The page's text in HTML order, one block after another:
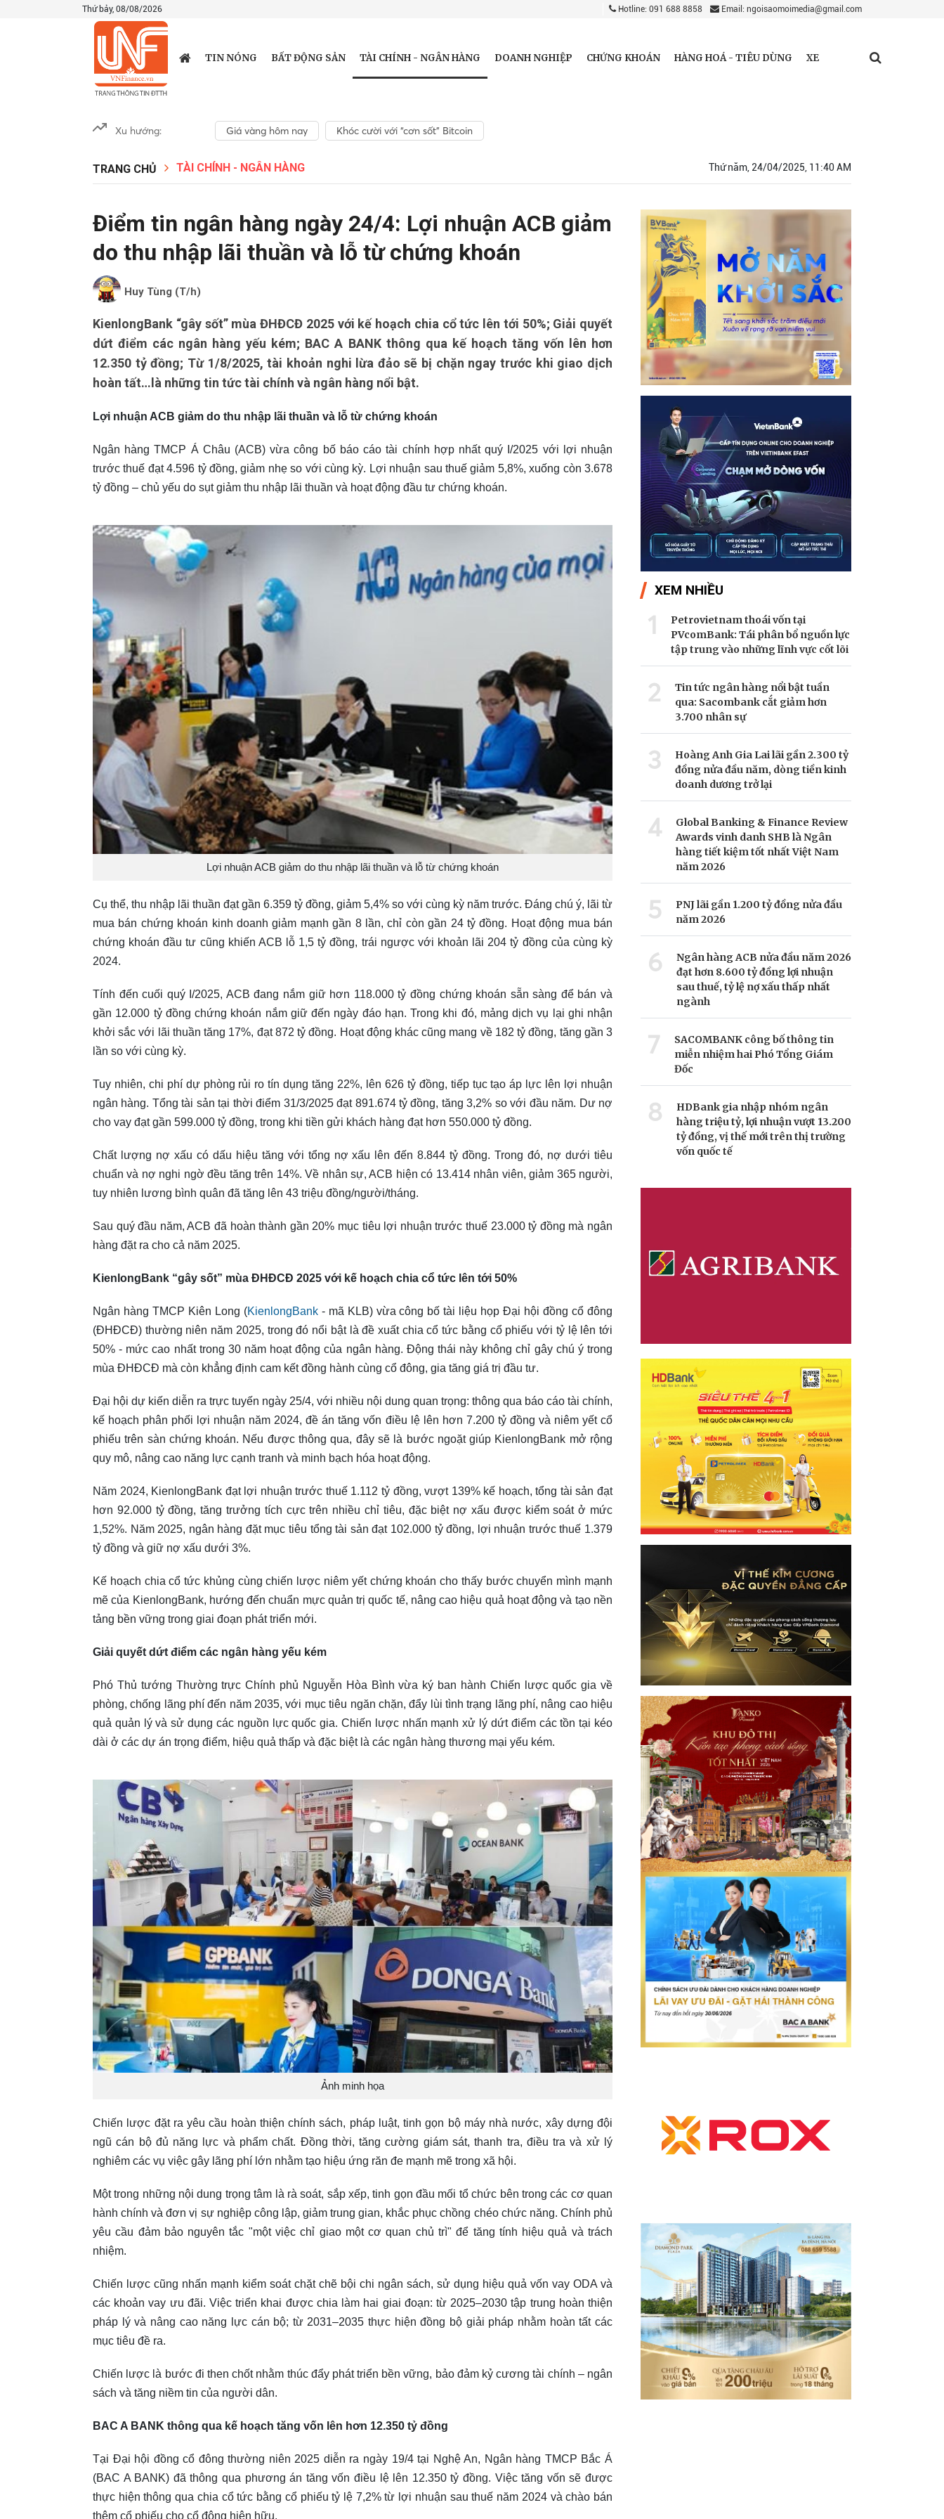
Thứ bảy, 08/08/2026 Hotline: 091 688 8858 Email: ngoisaomoimedia@gmail.com
TIN NÓNG BẤT ĐỘNG SẢN TÀI CHÍNH - NGÂN HÀNG DOANH NGHIỆP CHỨNG KHOÁN HÀNG HOÁ - TIÊU DÙNG XE
Xu hướng: Giá vàng hôm nay Khóc cười với “cơn sốt” Bitcoin
TRANG CHỦ TÀI CHÍNH - NGÂN HÀNG Thứ năm, 24/04/2025, 11:40 AM
Điểm tin ngân hàng ngày 24/4: Lợi nhuận ACB giảm
do thu nhập lãi thuần và lỗ từ chứng khoán
Huy Tùng (T/h)
KienlongBank “gây sốt” mùa ĐHĐCĐ 2025 với kế hoạch chia cổ tức lên tới 50%; Giải quyết
dứt điểm các ngân hàng yếu kém; BAC A BANK thông qua kế hoạch tăng vốn lên hơn
12.350 tỷ đồng; Từ 1/8/2025, tài khoản nghi lừa đảo sẽ bị chặn ngay trước khi giao dịch
hoàn tất…là những tin tức tài chính và ngân hàng nổi bật.
Lợi nhuận ACB giảm do thu nhập lãi thuần và lỗ từ chứng khoán
Ngân hàng TMCP Á Châu (ACB) vừa công bố báo cáo tài chính hợp nhất quý I/2025 với lợi nhuận
trước thuế đạt 4.596 tỷ đồng, giảm nhẹ so với cùng kỳ. Lợi nhuận sau thuế giảm 5,8%, xuống còn 3.678
tỷ đồng – chủ yếu do sụt giảm thu nhập lãi thuần và hoạt động đầu tư chứng khoán.
Lợi nhuận ACB giảm do thu nhập lãi thuần và lỗ từ chứng khoán
Cụ thể, thu nhập lãi thuần đạt gần 6.359 tỷ đồng, giảm 5,4% so với cùng kỳ năm trước. Đáng chú ý, lãi từ
mua bán chứng khoán kinh doanh giảm mạnh gần 8 lần, chỉ còn gần 24 tỷ đồng. Hoạt động mua bán
chứng khoán đầu tư cũng khiến ACB lỗ 1,5 tỷ đồng, trái ngược với khoản lãi 204 tỷ đồng của cùng kỳ
2024.
Tính đến cuối quý I/2025, ACB đang nắm giữ hơn 118.000 tỷ đồng chứng khoán sẵn sàng để bán và
gần 12.000 tỷ đồng chứng khoán nắm giữ đến ngày đáo hạn. Trong khi đó, mảng dịch vụ lại ghi nhận
khởi sắc với lãi thuần tăng 17%, đạt 872 tỷ đồng. Hoạt động khác cũng mang về 182 tỷ đồng, tăng gần 3
lần so với cùng kỳ.
Tuy nhiên, chi phí dự phòng rủi ro tín dụng tăng 22%, lên 626 tỷ đồng, tiếp tục tạo áp lực lên lợi nhuận
ngân hàng. Tổng tài sản tại thời điểm 31/3/2025 đạt 891.674 tỷ đồng, tăng 3,2% so với đầu năm. Dư nợ
cho vay đạt gần 599.000 tỷ đồng, trong khi tiền gửi khách hàng đạt hơn 550.000 tỷ đồng.
Chất lượng nợ xấu có dấu hiệu tăng với tổng nợ xấu lên đến 8.844 tỷ đồng. Trong đó, nợ dưới tiêu
chuẩn và nợ nghi ngờ đều tăng trên 14%. Về nhân sự, ACB hiện có 13.414 nhân viên, giảm 365 người,
tuy nhiên lương bình quân đã tăng lên 43 triệu đồng/người/tháng.
Sau quý đầu năm, ACB đã hoàn thành gần 20% mục tiêu lợi nhuận trước thuế 23.000 tỷ đồng mà ngân
hàng đặt ra cho cả năm 2025.
KienlongBank “gây sốt” mùa ĐHĐCĐ 2025 với kế hoạch chia cổ tức lên tới 50%
Ngân hàng TMCP Kiên Long (KienlongBank- mã KLB) vừa công bố tài liệu họp Đại hội đồng cổ đông
(ĐHĐCĐ) thường niên năm 2025, trong đó nổi bật là đề xuất chia cổ tức bằng cổ phiếu với tỷ lệ lên tới
50% - mức cao nhất trong 30 năm hoạt động của ngân hàng. Động thái này không chỉ gây chú ý trong
mùa ĐHĐCĐ mà còn khẳng định cam kết đồng hành cùng cổ đông, gia tăng giá trị đầu tư.
Đại hội dự kiến diễn ra trực tuyến ngày 25/4, với nhiều nội dung quan trọng: thông qua báo cáo tài chính,
kế hoạch phân phối lợi nhuận năm 2024, đề án tăng vốn điều lệ lên hơn 7.200 tỷ đồng và niêm yết cổ
phiếu trên sàn chứng khoán. Nếu được thông qua, đây sẽ là bước ngoặt giúp KienlongBank mở rộng
quy mô, nâng cao năng lực cạnh tranh và minh bạch hóa hoạt động.
Năm 2024, KienlongBank đạt lợi nhuận trước thuế 1.112 tỷ đồng, vượt 139% kế hoạch, tổng tài sản đạt
hơn 92.000 tỷ đồng, tăng trưởng tích cực trên nhiều chỉ tiêu, đặc biệt nợ xấu được kiểm soát ở mức
1,52%. Năm 2025, ngân hàng đặt mục tiêu tổng tài sản đạt 102.000 tỷ đồng, lợi nhuận trước thuế 1.379
tỷ đồng và giữ nợ xấu dưới 3%.
Kế hoạch chia cổ tức khủng cùng chiến lược niêm yết chứng khoán cho thấy bước chuyển mình mạnh
mẽ của KienlongBank, hướng đến chuẩn mực quản trị quốc tế, nâng cao hiệu quả hoạt động và tạo nền
tảng bền vững trong giai đoạn phát triển mới.
Giải quyết dứt điểm các ngân hàng yếu kém
Phó Thủ tướng Thường trực Chính phủ Nguyễn Hòa Bình vừa ký ban hành Chiến lược quốc gia về
phòng, chống lãng phí đến năm 2035, với mục tiêu ngăn chặn, đẩy lùi tình trạng lãng phí, nâng cao hiệu
quả quản lý và sử dụng các nguồn lực quốc gia. Chiến lược nhấn mạnh xử lý dứt điểm các tồn tại kéo
dài ở các dự án trọng điểm, hiệu quả thấp và đặc biệt là các ngân hàng thương mại yếu kém.
Ảnh minh họa
Chiến lược đặt ra yêu cầu hoàn thiện chính sách, pháp luật, tinh gọn bộ máy nhà nước, xây dựng đội
ngũ cán bộ đủ năng lực và phẩm chất. Đồng thời, tăng cường giám sát, thanh tra, điều tra và xử lý
nghiêm các vụ việc gây lãng phí lớn nhằm tạo hiệu ứng răn đe mạnh mẽ trong xã hội.
Một trong những nội dung trọng tâm là rà soát, sắp xếp, tinh gọn đầu mối tổ chức bên trong các cơ quan
hành chính và đơn vị sự nghiệp công lập, giảm trung gian, khắc phục chồng chéo chức năng. Chính phủ
yêu cầu đảm bảo nguyên tắc "một việc chỉ giao một cơ quan chủ trì" để tăng tính hiệu quả và trách
nhiệm.
Chiến lược cũng nhấn mạnh kiểm soát chặt chẽ bội chi ngân sách, sử dụng hiệu quả vốn vay ODA và
các khoản vay ưu đãi. Việc triển khai được chia làm hai giai đoạn: từ 2025–2030 tập trung hoàn thiện
pháp lý và nâng cao năng lực cán bộ; từ 2031–2035 thực hiện đồng bộ giải pháp nhằm hoàn tất các
mục tiêu đề ra.
Chiến lược là bước đi then chốt nhằm thúc đẩy phát triển bền vững, bảo đảm kỷ cương tài chính – ngân
sách và tăng niềm tin của người dân.
BAC A BANK thông qua kế hoạch tăng vốn lên hơn 12.350 tỷ đồng
Tại Đại hội đồng cổ đông thường niên 2025 diễn ra ngày 19/4 tại Nghệ An, Ngân hàng TMCP Bắc Á
(BAC A BANK) đã thông qua phương án tăng vốn điều lệ lên 12.350 tỷ đồng. Việc tăng vốn sẽ được
thực hiện thông qua chia cổ tức bằng cổ phiếu tỷ lệ 7,2% từ lợi nhuận sau thuế năm 2024 và chào bán
thêm cổ phiếu cho cổ đông hiện hữu.
XEM NHIỀU
1
Petrovietnam thoái vốn tại
PVcomBank: Tái phân bổ nguồn lực
tập trung vào những lĩnh vực cốt lõi
2
Tin tức ngân hàng nổi bật tuần
qua: Sacombank cắt giảm hơn
3.700 nhân sự
3
Hoàng Anh Gia Lai lãi gần 2.300 tỷ
đồng nửa đầu năm, dòng tiền kinh
doanh dương trở lại
4
Global Banking & Finance Review
Awards vinh danh SHB là Ngân
hàng tiết kiệm tốt nhất Việt Nam
năm 2026
5
PNJ lãi gần 1.200 tỷ đồng nửa đầu
năm 2026
6
Ngân hàng ACB nửa đầu năm 2026
đạt hơn 8.600 tỷ đồng lợi nhuận
sau thuế, tỷ lệ nợ xấu thấp nhất
ngành
7
SACOMBANK công bố thông tin
miễn nhiệm hai Phó Tổng Giám
Đốc
8
HDBank gia nhập nhóm ngân
hàng triệu tỷ, lợi nhuận vượt 13.200
tỷ đồng, vị thế mới trên thị trường
vốn quốc tế